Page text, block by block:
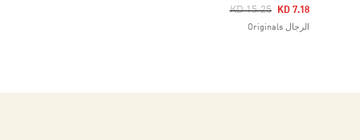
Price Reduced From
KD 15.25
To KD 7.18
الرجال Originals